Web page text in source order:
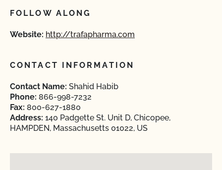
FOLLOW ALONG
Website: http://trafapharma.com
CONTACT INFORMATION
Contact Name: Shahid Habib
Phone: 866-998-7232
Fax: 800-627-1880
Address: 140 Padgette St. Unit D, Chicopee,
HAMPDEN, Massachusetts 01022, US